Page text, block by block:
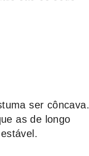
ser côncava.
as de longo